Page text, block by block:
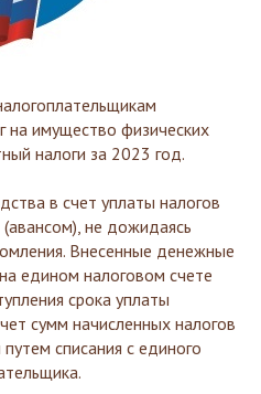
на имущество физических
налоги за 2023 год.
в счет уплаты налогов
не дожидаясь
Внесенные денежные
едином налоговом счете
срока уплаты
сумм начисленных налогов
списания с единого